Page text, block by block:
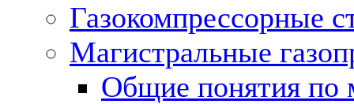
Газокомпрессорные
Магистральные
Общие понятия по